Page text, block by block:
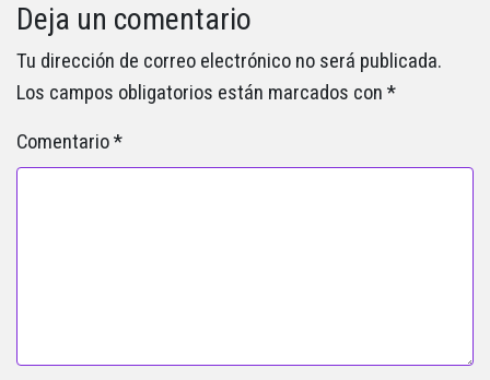
Deja un comentario
Tu dirección de correo electrónico no será publicada.
Los campos obligatorios están marcados con *
Comentario*